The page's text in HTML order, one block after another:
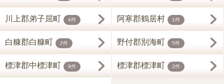
川上郡弟子屈町 4件 阿寒郡鶴居村 1件
白糠郡白糠町 2件 野付郡別海町 5件
標津郡中標津町 9件 標津郡標津町 2件